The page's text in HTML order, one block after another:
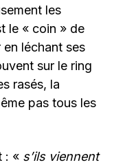
les
le « coin » de
en léchant ses
sur le ring
rasés, la
pas tous les
: « s’ils viennent